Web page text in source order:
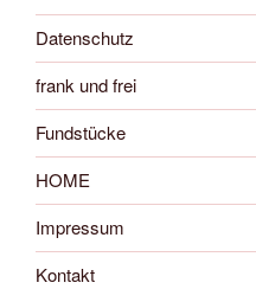
Datenschutz
frank und frei
Fundstücke
HOME
Impressum
Kontakt